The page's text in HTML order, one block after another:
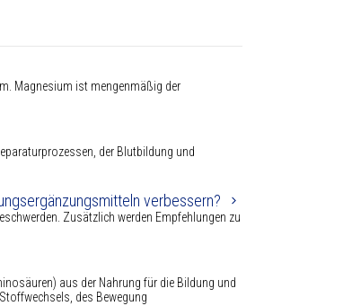
Magnesium ist mengenmäßig der
der Blutbildung und
verbessern?
Zusätzlich werden Empfehlungen zu
aus der Nahrung für die Bildung und
des Bewegung